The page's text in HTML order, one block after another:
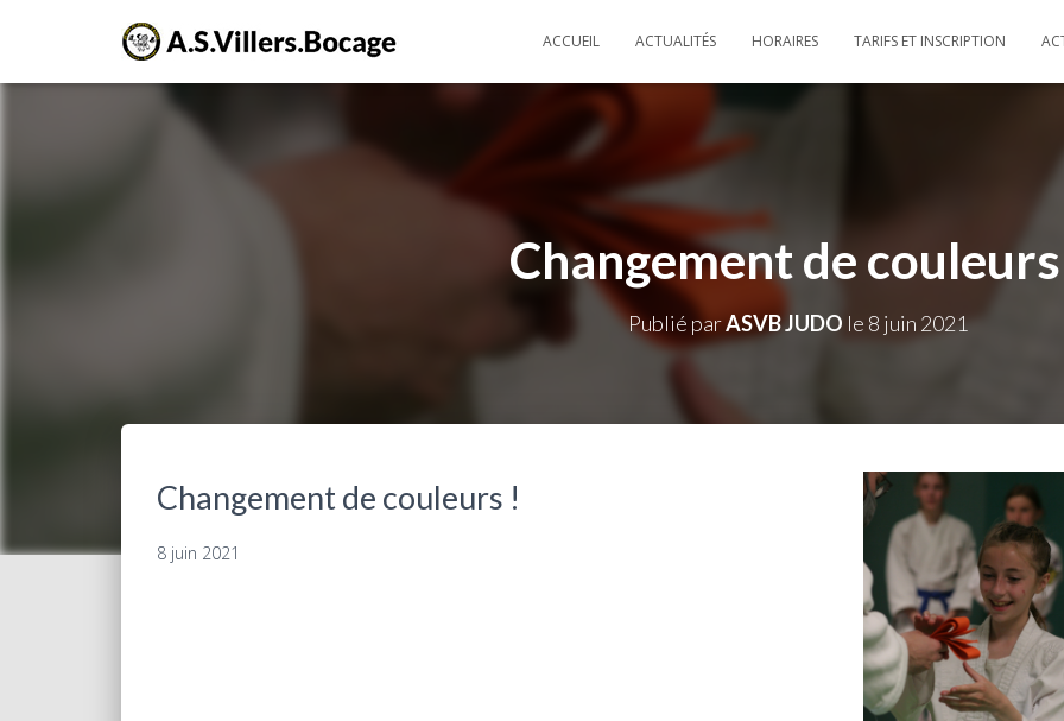
ACCUEIL ACTUALITÉS HORAIRES TARIFS ET INSCRIPTION
Changement de
Publié parASVB JUDO le 8 juin 2021
Changement de couleurs !
8 juin 2021